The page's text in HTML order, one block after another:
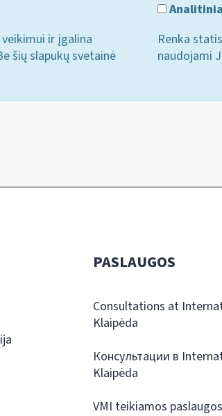
ir įgalina
šių slapukų svetainė
Renka
naudojami
PASLAUGOS
Consultations at
Klaipėda
Консультации в
Klaipėda
VMI teikiamos paslaugos